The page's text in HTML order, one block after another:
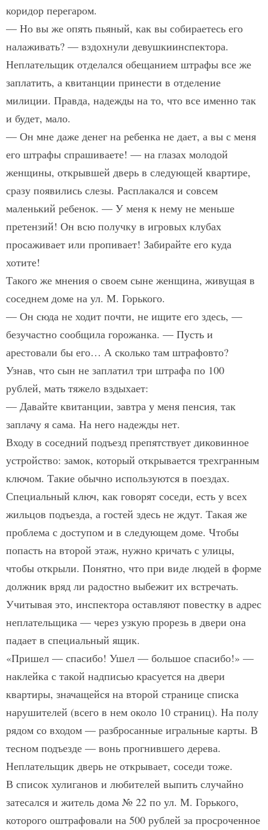
коридор перегаром.
— Но вы же опять пьяный, как вы собираетесь его
налаживать? — вздохнули девушки­инспектора.
Неплательщик отделался обещанием штрафы все же
заплатить, а квитанции принести в отделение
милиции. Правда, надежды на то, что все именно так
и будет, мало.
— Он мне даже денег на ребенка не дает, а вы с меня
его штрафы спрашиваете! — на глазах молодой
женщины, открывшей дверь в следующей квартире,
сразу появились слезы. Расплакался и совсем
маленький ребенок. — У меня к нему не меньше
претензий! Он всю получку в игровых клубах
просаживает или пропивает! Забирайте его куда
хотите!
Такого же мнения о своем сыне женщина, живущая в
соседнем доме на ул. М. Горького.
— Он сюда не ходит почти, не ищите его здесь, —
безучастно сообщила горожанка. — Пусть и
арестовали бы его… А сколько там штрафов­то?
Узнав, что сын не заплатил три штрафа по 100
рублей, мать тяжело вздыхает:
— Давайте квитанции, завтра у меня пенсия, так
заплачу я сама. На него надежды нет.
Входу в соседний подъезд препятствует диковинное
устройство: замок, который открывается трехгранным
ключом. Такие обычно используются в поездах.
Специальный ключ, как говорят соседи, есть у всех
жильцов подъезда, а гостей здесь не ждут. Такая же
проблема с доступом и в следующем доме. Чтобы
попасть на второй этаж, нужно кричать с улицы,
чтобы открыли. Понятно, что при виде людей в форме
должник вряд ли радостно выбежит их встречать.
Учитывая это, инспектора оставляют повестку в адрес
неплательщика — через узкую прорезь в двери она
падает в специальный ящик.
«Пришел — спасибо! Ушел — большое спасибо!» —
наклейка с такой надписью красуется на двери
квартиры, значащейся на второй странице списка
нарушителей (всего в нем около 10 страниц). На полу
рядом со входом — разбросанные игральные карты. В
тесном подъезде — вонь прогнившего дерева.
Неплательщик дверь не открывает, соседи тоже.
В список хулиганов и любителей выпить случайно
затесался и житель дома № 22 по ул. М. Горького,
которого оштрафовали на 500 рублей за просроченное